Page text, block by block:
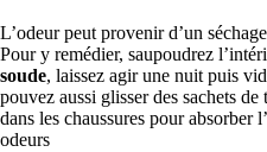
L’odeur peut provenir d’un
Pour y remédier, saupoudrez
soude, laissez agir une nuit puis
pouvez aussi glisser des sachets
dans les chaussures pour absorber
odeurs